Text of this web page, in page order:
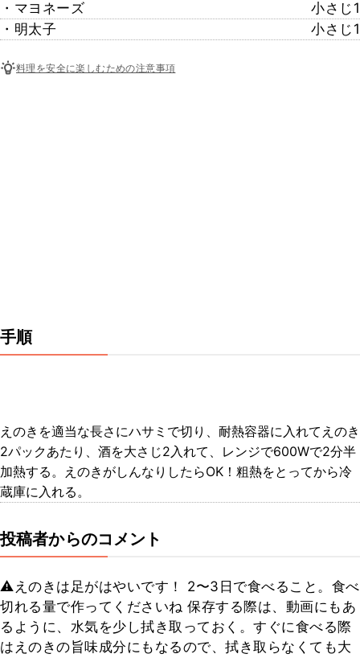
・マヨネーズ
小さじ1
・明太子
小さじ1
料理を安全に楽しむための注意事項
手順
えのきを適当な長さにハサミで切り、耐熱容器に入れてえのき
2パックあたり、酒を大さじ2入れて、レンジで600Wで2分半
加熱する。えのきがしんなりしたらOK！粗熱をとってから冷
蔵庫に入れる。
投稿者からのコメント
⚠️えのきは足がはやいです！ 2〜3日で食べること。食べ
切れる量で作ってくださいね 保存する際は、動画にもあ
るように、水気を少し拭き取っておく。すぐに食べる際
はえのきの旨味成分にもなるので、拭き取らなくても大